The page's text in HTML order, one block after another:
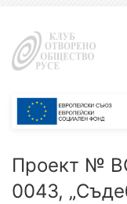
Проект №
0043,